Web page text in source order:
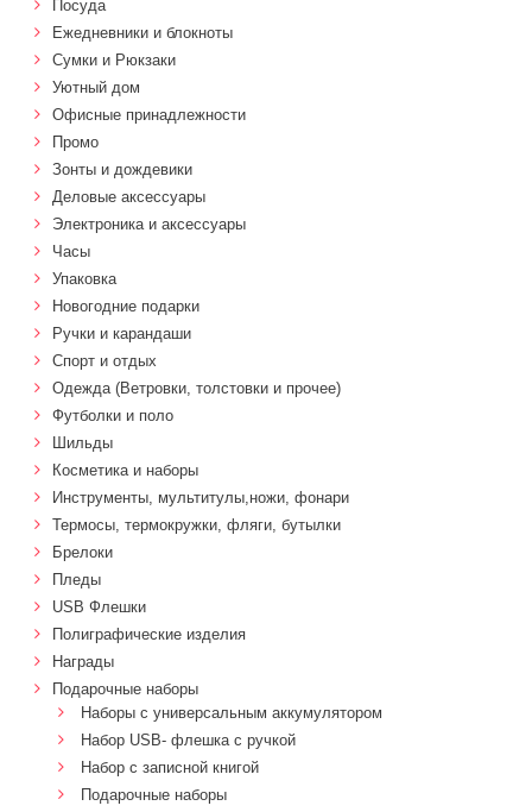
Посуда
Ежедневники и блокноты
Сумки и Рюкзаки
Уютный дом
Офисные принадлежности
Промо
Зонты и дождевики
Деловые аксессуары
Электроника и аксессуары
Часы
Упаковка
Новогодние подарки
Ручки и карандаши
Спорт и отдых
Одежда (Ветровки, толстовки и прочее)
Футболки и поло
Шильды
Косметика и наборы
Инструменты, мультитулы,ножи, фонари
Термосы, термокружки, фляги, бутылки
Брелоки
Пледы
USB Флешки
Полиграфические изделия
Награды
Подарочные наборы
Наборы с универсальным аккумулятором
Набор USB- флешка с ручкой
Набор с записной книгой
Подарочные наборы